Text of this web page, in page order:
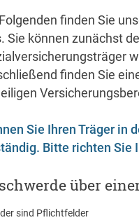
finden Sie
Sie können zunächst
finden Sie
Sie Ihren Träger in
Bitte richten Sie
über
sind Pflichtfelder